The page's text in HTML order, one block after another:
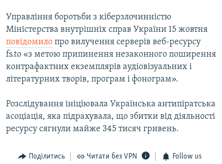
Управління боротьби з кіберзлочинністю
Міністерства внутрішніх справ України 15 жовтня
повідомило про вилучення серверів веб-ресурсу
fs.to «з метою припинення незаконного поширення
контрафактних екземплярів аудіовізуальних і
літературних творів, програм і фонограм».
Розслідування ініціювала Українська антипіратська
асоціація, яка підрахувала, що збитки від діяльності
ресурсу сягнули майже 345 тисяч гривень.
Поділитись Читати без VPN Follow us